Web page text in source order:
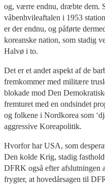
og, værre endnu, dræbte dem.
våbenhvileaftalen i 1953
er der endnu, og påførte
koreanske nation, som stadig
Halvø i to.
Det er et andet aspekt af de
fremkommer med militære
blokade mod Den
fremturet med en ondsindet
og folkene i Nordkorea som
aggressive Koreapolitik.
Hvorfor har USA, som
Den kolde Krig, stadig
DFRK også efter afslutningen
frygter, at hovedårsagen til